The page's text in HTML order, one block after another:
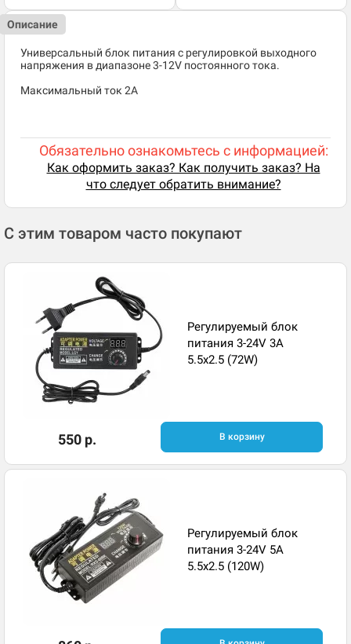
Описание
Универсальный блок питания с регулировкой выходного
напряжения в диапазоне 3-12V постоянного тока.
Максимальный ток 2A
Обязательно ознакомьтесь с информацией:
Как оформить заказ? Как получить заказ? На
что следует обратить внимание?
С этим товаром часто покупают
Регулируемый блок
питания 3-24V 3A
5.5x2.5 (72W)
550 р. В корзину
Регулируемый блок
питания 3-24V 5A
5.5x2.5 (120W)